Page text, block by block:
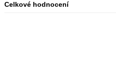
Celkové hodnocení